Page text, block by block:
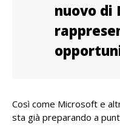
nuovo di
Così come Microsoft e
sta già preparando a